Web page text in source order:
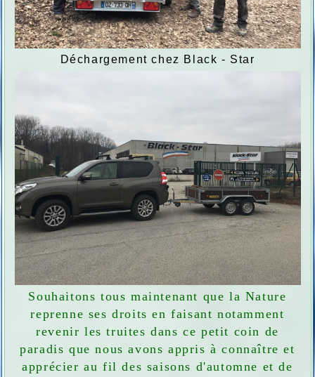
Déchargement chez Black - Star
Souhaitons tous maintenant que la Nature
reprenne ses droits en faisant notamment
revenir les truites dans ce petit coin de
paradis que nous avons appris à connaître et
apprécier au fil des saisons d'automne et de